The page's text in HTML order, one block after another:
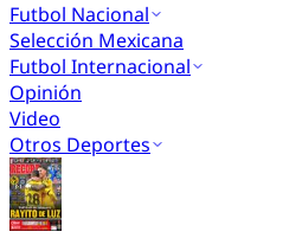
Futbol Nacional
Selección Mexicana
Futbol Internacional
Opinión
Video
Otros Deportes